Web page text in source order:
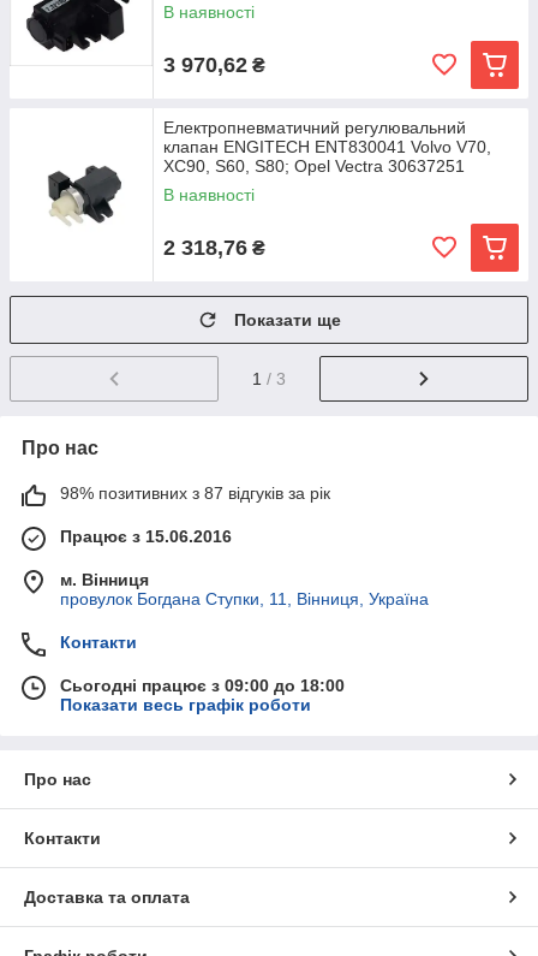
В наявності
3 970,62 ₴
Електропневматичний регулювальний
клапан ENGITECH ENT830041 Volvo V70,
XC90, S60, S80; Opel Vectra 30637251
В наявності
2 318,76 ₴
Показати ще
1 / 3
Про нас
98% позитивних з 87 відгуків за рік
Працює з 15.06.2016
м. Вінниця
провулок Богдана Ступки, 11, Вінниця, Україна
Контакти
Сьогодні працює з 09:00 до 18:00
Показати весь графік роботи
Про нас
Контакти
Доставка та оплата